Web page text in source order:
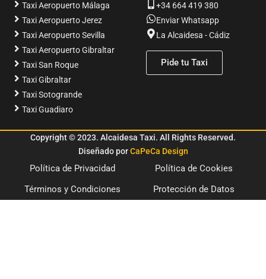
Taxi Aeropuerto Málaga
Taxi Aeropuerto Jerez
Taxi Aeropuerto Sevilla
Taxi Aeropuerto Gibraltar
Taxi San Roque
Taxi Gibraltar
Taxi Sotogrande
Taxi Guadiaro
+34 664 419 380
Enviar Whatsapp
La Alcaidesa - Cádiz
Pide tu Taxi
Copyright©2023. Alcaidesa Taxi. All Rights Reserved.
Diseñado porCaPeCa Design
Política de Privacidad
Política de Cookies
Términos y Condiciones
Protección de Datos